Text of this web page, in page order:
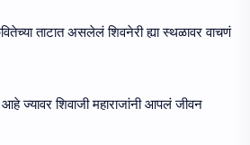
ताटात असलेलं शिवनेरी ह्या स्थळावर वाचणं
ज्यावर शिवाजी महाराजांनी आपलं जीवन